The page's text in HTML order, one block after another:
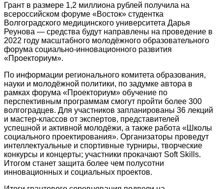
Грант в размере 1,2 миллиона рублей получила на
всероссийском форуме «Восток» студентка
Волгоградского медицинского университета Дарья
Реунова — средства будут направлены на проведение в
2022 году масштабного молодёжного образовательного
форума социально-инновационного развития
«Проекториум».
По информации регионального комитета образования,
науки и молодёжной политики, по задумке автора в
рамках форума «Проекториум» обучение по
перспективным программам смогут пройти более 300
волгоградцев. Для участников запланированы 36 лекций
и мастер-классов от экспертов, представителей
успешной и активной молодёжи, а также работа «Школы
социального проектирования». Организаторы проведут
интеллектуальные и спортивные турниры, творческие
конкурсы и концерты; участники прокачают Soft Skills.
Итогом станет защита более чем полусотни
инновационных и социальных проектов.